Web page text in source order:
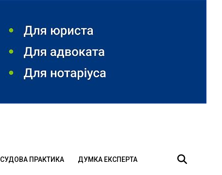
СУДОВА ПРАКТИКА ДУМКА ЕКСПЕРТА